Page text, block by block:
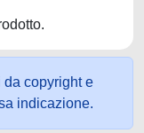
da copyright e
indicazione.